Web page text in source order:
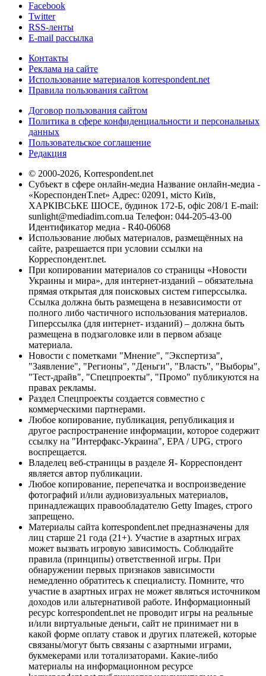
Facebook
Twitter
RSS-ленты
E-mail рассылка
Контакты
Реклама на сайте
Использование материалов korrespondent.net
Правила пользования сайтом
Договор пользования сайтом
Политика в сфере конфиденциальности и персональных
данных
Пользовательское соглашение
Редакция
© 2000-2026, Korrespondent.net
Субъект в сфере онлайн-медиа Название онлайн-медиа -
«КореспонденТ.net» Адрес: 02091, місто Київ,
ХАРКІВСЬКЕ ШОСЕ, будинок 172-Б, офіс 208/1 E-mail:
sunlight@mediadim.com.ua Телефон: 044-205-43-00
Идентификатор медиа - R40-06068
Использование любых материалов, размещённых на
сайте, разрешается при условии ссылки на
Корреспондент.net.
При копировании материалов со страницы «Новости
Украины и мира», для интернет-изданий – обязательна
прямая открытая для поисковых систем гиперссылка.
Ссылка должна быть размещена в независимости от
полного либо частичного использования материалов.
Гиперссылка (для интернет- изданий) – должна быть
размещена в подзаголовке или в первом абзаце
материала.
Новости с пометками "Мнение", "Экспертиза",
"Заявление", "Регионы", "Деньги", "Власть", "Выборы",
"Тест-драйв", "Спецпроекты", "Промо" публикуются на
правах рекламы.
Раздел Спецпроекты создается совместно с
коммерческими партнерами.
Любое копирование, публикация, републикация и
другое распространение информации, которое содержит
ссылку на "Интерфакс-Украина", EPA / UPG, строго
воспрещается.
Владелец веб-страницы в разделе Я- Корреспондент
является автор публикации.
Любое копирование, перепечатка и воспроизведение
фотографий и/или аудиовизуальных материалов,
принадлежащих правообладателю Getty Images, строго
запрещено.
Материалы сайта korrespondent.net предназначены для
лиц старше 21 года (21+). Участие в азартных играх
может вызвать игровую зависимость. Соблюдайте
правила (принципы) ответственной игры. При
обнаружении первых признаков зависимости
немедленно обратитесь к специалисту. Помните, что
участие в азартных играх не может являться источником
доходов или альтернативой работе. Информационный
ресурс korrespondent.net не проводит игры на реальные
и/или виртуальные деньги, сайт не принимает ни в
какой форме оплату ставок и других платежей, которые
связаны/могут быть связаны с азартными играми,
букмекерами или тотализаторами. Какие-либо
материалы на информационном ресурсе